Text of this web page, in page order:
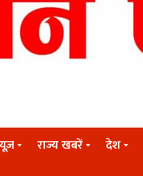
राज्य खबरें देश